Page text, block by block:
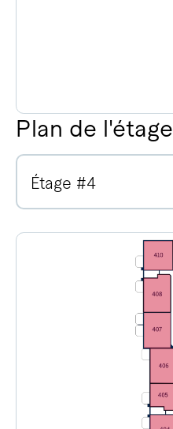
Plan de l'étage
Étage #4